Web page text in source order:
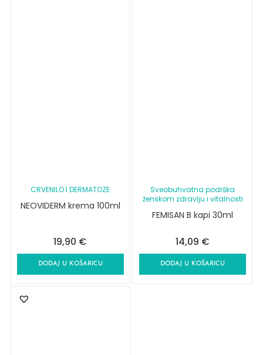
CRVENILO I DERMATOZE
NEOVIDERM krema 100ml
19,90 €
DODAJ U KOŠARICU
Sveobuhvatna podrška
ženskom zdravlju i vitalnosti
FEMISAN B kapi 30ml
14,09 €
DODAJ U KOŠARICU